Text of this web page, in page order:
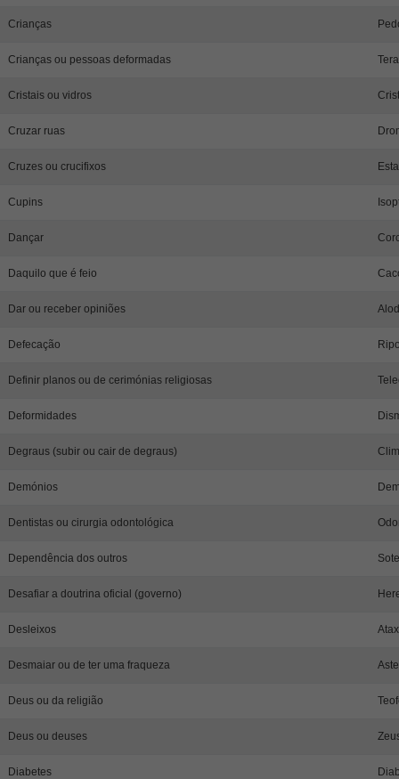
Crianças
Crianças ou pessoas deformadas
Cristais ou vidros
Cruzar ruas
Cruzes ou crucifixos
Cupins
Dançar
Daquilo que é feio
Dar ou receber opiniões
Defecação
Definir planos ou de cerimónias religiosas
Deformidades
Degraus (subir ou cair de degraus)
Demónios
Dentistas ou cirurgia odontológica
Dependência dos outros
Desafiar a doutrina oficial (governo)
Desleixos
Desmaiar ou de ter uma fraqueza
Deus ou da religião
Deus ou deuses
Diabetes